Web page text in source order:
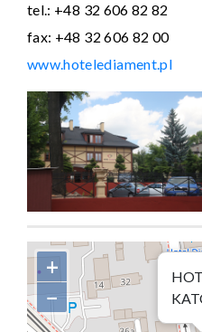
tel.: +48 32 606 82 82
fax: +48 32 606 82 00
www.hotelediament.pl
+
−